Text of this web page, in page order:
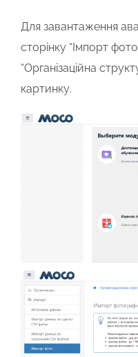
Для завантаження
сторінку “Імпорт
“Організаційна
картинку.